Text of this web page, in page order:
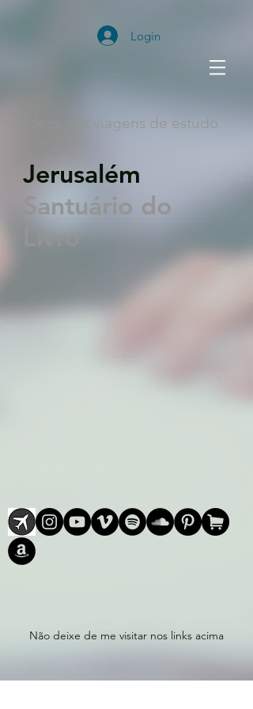
Login
Vídeos das viagens de estudo
Jerusalém
Santuário do
Livro
Não deixe de me visitar nos links acima